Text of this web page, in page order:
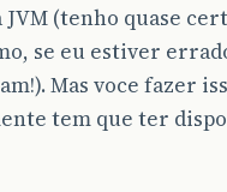
JVM (tenho quase
se eu estiver
Mas voce fazer
tem que ter